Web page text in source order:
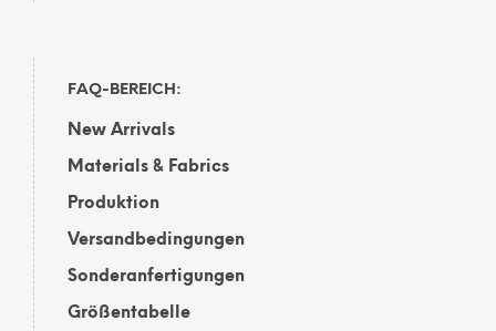
FAQ-BEREICH:
New Arrivals
Materials & Fabrics
Produktion
Versandbedingungen
Sonderanfertigungen
Größentabelle